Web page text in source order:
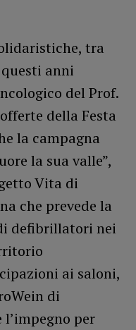
tra
anni
del Prof.
della Festa
la campagna
la sua valle”,
Vita di
che prevede la
defibrillatori nei
ai saloni,
di
per